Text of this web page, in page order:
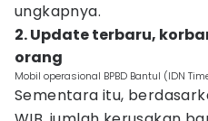
ungkapnya.
2. ‎Update terbaru,
orang
Mobil operasional BPBD Bantul (IDN
Sementara itu,